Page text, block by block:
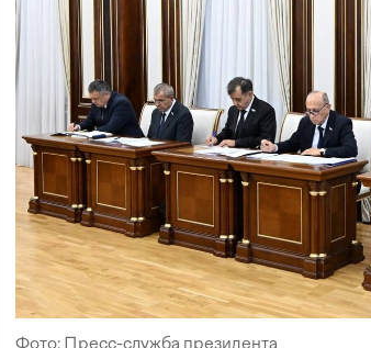
Фото: Пресс-служба президента